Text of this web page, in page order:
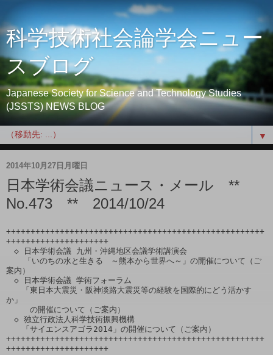
科学技術社会論学会ニュー
スブログ
Japanese Society for Science and Technology Studies
(JSSTS) NEWS BLOG
▼
2014年10月27日月曜日
日本学術会議ニュース・メール **
No.473 ** 2014/10/24
+++++++++++++++++++++++++++++++++++++++++++++++++++++
+++++++++++++++++++++
◇ 日本学術会議 九州・沖縄地区会議学術講演会
案内）
◇ 日本学術会議 学術フォーラム
「東日本大震災・阪神淡路大震災等の経験を国際的にどう活かす
か」
の開催について（ご案内）
◇ 独立行政法人科学技術振興機構
「サイエンスアゴラ2014」の開催について（ご案内）
+++++++++++++++++++++++++++++++++++++++++++++++++++++
+++++++++++++++++++++